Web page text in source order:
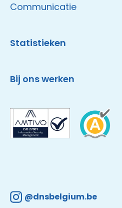
Communicatie
Statistieken
Bij ons werken
@dnsbelgium.be